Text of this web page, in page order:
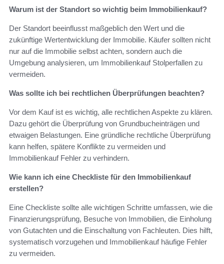
Warum ist der Standort so wichtig beim Immobilienkauf?
Der Standort beeinflusst maßgeblich den Wert und die
zukünftige Wertentwicklung der Immobilie. Käufer sollten nicht
nur auf die Immobilie selbst achten, sondern auch die
Umgebung analysieren, um Immobilienkauf Stolperfallen zu
vermeiden.
Was sollte ich bei rechtlichen Überprüfungen beachten?
Vor dem Kauf ist es wichtig, alle rechtlichen Aspekte zu klären.
Dazu gehört die Überprüfung von Grundbucheinträgen und
etwaigen Belastungen. Eine gründliche rechtliche Überprüfung
kann helfen, spätere Konflikte zu vermeiden und
Immobilienkauf Fehler zu verhindern.
Wie kann ich eine Checkliste für den Immobilienkauf
erstellen?
Eine Checkliste sollte alle wichtigen Schritte umfassen, wie die
Finanzierungsprüfung, Besuche von Immobilien, die Einholung
von Gutachten und die Einschaltung von Fachleuten. Dies hilft,
systematisch vorzugehen und Immobilienkauf häufige Fehler
zu vermeiden.